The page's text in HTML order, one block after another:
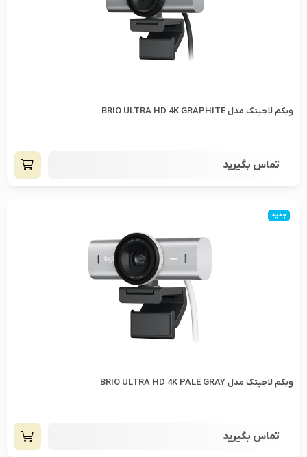
وبکم لاجیتک مدل BRIO ULTRA HD 4K GRAPHITE
تماس بگیرید
جدید
وبکم لاجیتک مدل BRIO ULTRA HD 4K PALE GRAY
تماس بگیرید